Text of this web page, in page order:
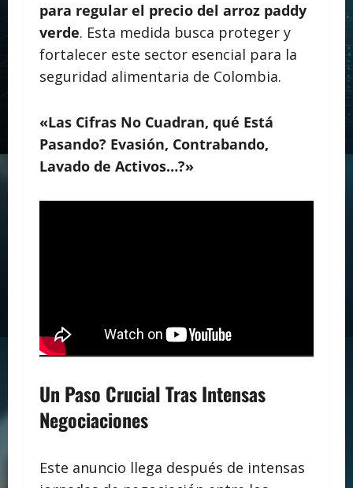
para regular el precio del arroz paddy
verde. Esta medida busca proteger y
fortalecer este sector esencial para la
seguridad alimentaria de Colombia.
«Las Cifras No Cuadran, qué Está
Pasando? Evasión, Contrabando,
Lavado de Activos…?»
Un Paso Crucial Tras Intensas
Negociaciones
Este anuncio llega después de intensas